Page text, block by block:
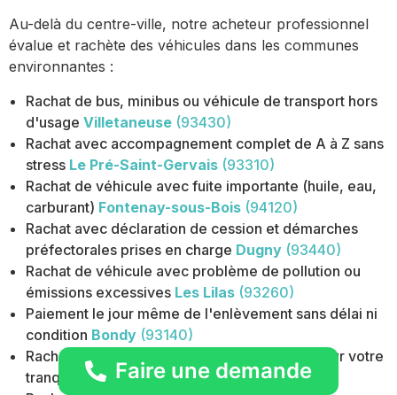
Au-delà du centre-ville, notre acheteur professionnel
évalue et rachète des véhicules dans les communes
environnantes :
Rachat de bus, minibus ou véhicule de transport hors
d'usage Villetaneuse (93430)
Rachat avec accompagnement complet de A à Z sans
stress Le Pré-Saint-Gervais (93310)
Rachat de véhicule avec fuite importante (huile, eau,
carburant) Fontenay-sous-Bois (94120)
Rachat avec déclaration de cession et démarches
préfectorales prises en charge Dugny (93440)
Rachat de véhicule avec problème de pollution ou
émissions excessives Les Lilas (93260)
Paiement le jour même de l'enlèvement sans délai ni
condition Bondy (93140)
Rachat avec paiement sécurisé et traçable pour votre
tranquillité ParisFaire une demande